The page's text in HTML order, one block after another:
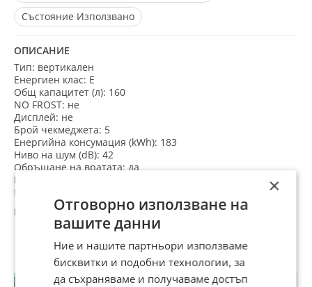
Състояние Използвано
ОПИСАНИЕ
Тип: вертикален
Енергиен клас: E
Общ капацитет (л): 160
NO FROST: не
Дисплей: не
Брой чекмеджета: 5
Енергийна консумация (kWh): 183
Ниво на шум (dB): 42
Обръщане на вратата: да
Цвят: бял
Размери (В х Ш х Д см): 143 x 55 x 55
Марка: ARIELLI
Модел: ARS-208FNE
Баркод: 3800235222591
Код на стоката: 240258908
Ширина (см): 55
Височина (см): 143
Дълбочина (см): 55
Препоръчани за теб
×
Отговорно използване на
вашите данни
Ние и нашите партньори използваме
бисквитки и подобни технологии, за
да съхраняваме и получаваме достъп